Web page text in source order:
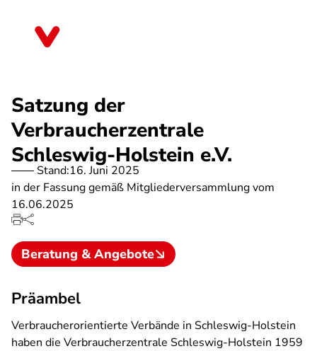
Satzung der
Verbraucherzentrale
Schleswig-Holstein e.V.
Stand:16. Juni 2025
in der Fassung gemäß Mitgliederversammlung vom
16.06.2025
Beratung & Angebote
Präambel
Verbraucherorientierte Verbände in Schleswig-Holstein
haben die Verbraucher­zentrale Schleswig-Holstein 1959